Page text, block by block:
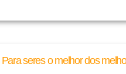
Para seres o melhor dos